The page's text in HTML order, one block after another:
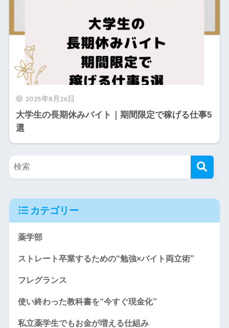
2025年8月26日
大学生の長期休みバイト｜期間限定で稼げる仕事5
選
カテゴリー
薬学部
ストレート卒業するための“勉強×バイト両立術”
フレグランス
使い終わった教科書を“今すぐ現金化”
私立薬学生でもお金が増える仕組み